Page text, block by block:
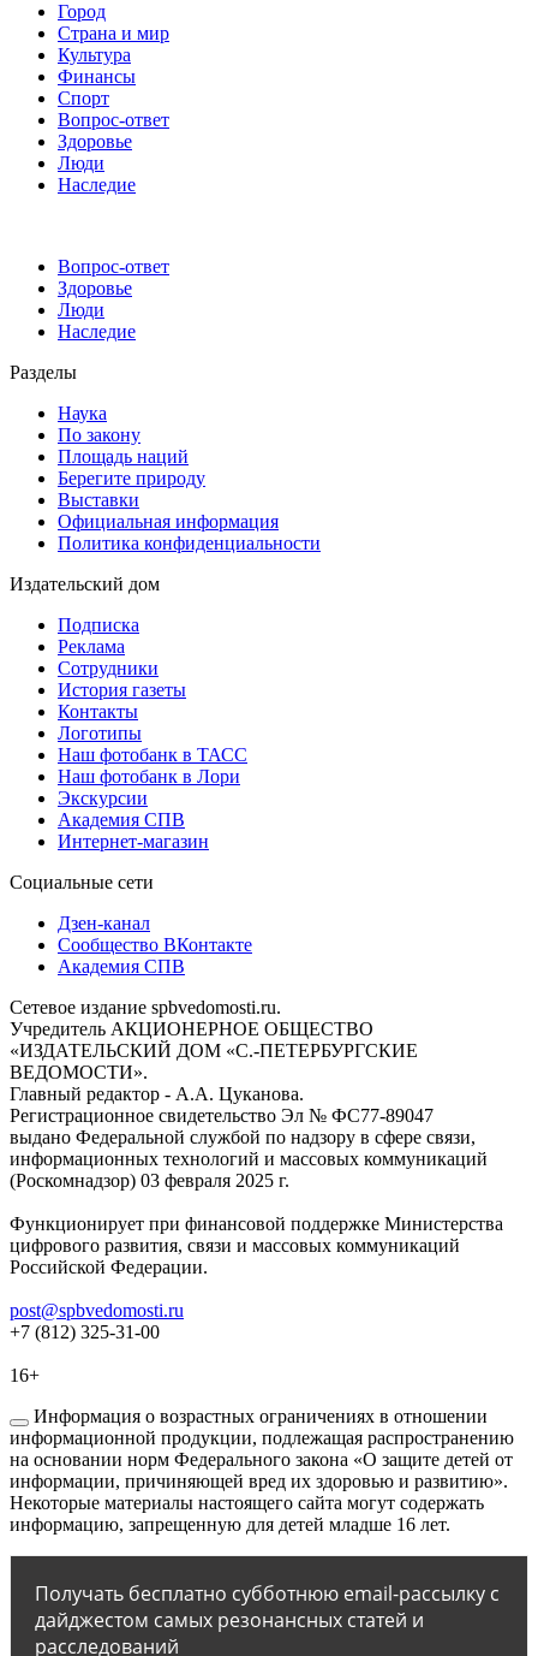
Город
Страна и мир
Культура
Финансы
Спорт
Вопрос-ответ
Здоровье
Люди
Наследие
Вопрос-ответ
Здоровье
Люди
Наследие
Разделы
Наука
По закону
Площадь наций
Берегите природу
Выставки
Официальная информация
Политика конфиденциальности
Издательский дом
Подписка
Реклама
Сотрудники
История газеты
Контакты
Логотипы
Наш фотобанк в ТАСС
Наш фотобанк в Лори
Экскурсии
Академия СПВ
Интернет-магазин
Социальные сети
Дзен-канал
Сообщество ВКонтакте
Академия СПВ
Сетевое издание spbvedomosti.ru.
Учредитель АКЦИОНЕРНОЕ ОБЩЕСТВО
«ИЗДАТЕЛЬСКИЙ ДОМ «С.-ПЕТЕРБУРГСКИЕ
ВЕДОМОСТИ».
Главный редактор - А.А. Цуканова.
Регистрационное свидетельство Эл № ФС77-89047
выдано Федеральной службой по надзору в сфере связи,
информационных технологий и массовых коммуникаций
(Роскомнадзор) 03 февраля 2025 г.
Функционирует при финансовой поддержке Министерства
цифрового развития, связи и массовых коммуникаций
Российской Федерации.
post@spbvedomosti.ru
+7 (812) 325-31-00
16+
Информация о возрастных ограничениях в отношении
информационной продукции, подлежащая распространению
на основании норм Федерального закона «О защите детей от
информации, причиняющей вред их здоровью и развитию».
Некоторые материалы настоящего сайта могут содержать
информацию, запрещенную для детей младше 16 лет.
Получать бесплатно субботнюю email-рассылку с
дайджестом самых резонансных статей и
расследований